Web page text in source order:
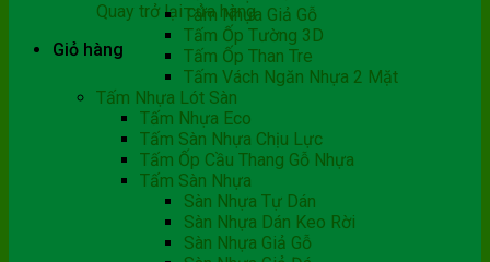
Quay trở lại cửa hàng
Giỏ hàng
Tấm Nhựa Giả Gỗ
Tấm Ốp Tường 3D
Tấm Ốp Than Tre
Tấm Vách Ngăn Nhựa 2 Mặt
Tấm Nhựa Lót Sàn
Tấm Nhựa Eco
Tấm Sàn Nhựa Chịu Lực
Tấm Ốp Cầu Thang Gỗ Nhựa
Tấm Sàn Nhựa
Sàn Nhựa Tự Dán
Sàn Nhựa Dán Keo Rời
Sàn Nhựa Giả Gỗ